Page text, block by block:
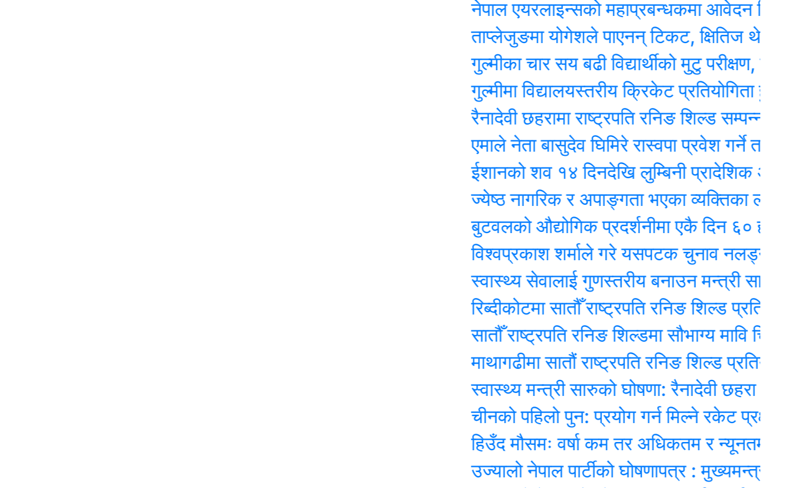
नेपाल एयरलाइन्सको महाप्रबन्धकमा आवेदन दिएका १०
ताप्लेजुङमा योगेशले पाएनन् टिकट, क्षितिज थेबे उम्मेदवार
गुल्मीका चार सय बढी विद्यार्थीको मुटु परीक्षण, दुईजनाको
गुल्मीमा विद्यालयस्तरीय क्रिकेट प्रतियोगिता हुदैँ
रैनादेवी छहरामा राष्ट्रपति रनिङ शिल्ड सम्पन्न, महाकाली
एमाले नेता बासुदेव घिमिरे रास्वपा प्रवेश गर्ने तयारीमा,
ईशानको शव १४ दिनदेखि लुम्बिनी प्रादेशिक अस्पतालमा
ज्येष्ठ नागरिक र अपाङ्गता भएका व्यक्तिका लागि वरदान
बुटवलको औद्योगिक प्रदर्शनीमा एकै दिन ६० हजारले
विश्वप्रकाश शर्माले गरे यसपटक चुनाव नलड्ने घोषणा
स्वास्थ्य सेवालाई गुणस्तरीय बनाउन मन्त्री सारुको जोड
रिब्दीकोटमा सातौँ राष्ट्रपति रनिङ शिल्ड प्रतियोगिता
सातौँ राष्ट्रपति रनिङ शिल्डमा सौभाग्य मावि चिदीपानी
माथागढीमा सातौं राष्ट्रपति रनिङ शिल्ड प्रतियोगिता सुरु
स्वास्थ्य मन्त्री सारुको घोषणा: रैनादेवी छहरा ‘पूर्ण
चीनको पहिलो पुन: प्रयोग गर्न मिल्ने रकेट प्रक्षेपण
हिउँद मौसमः वर्षा कम तर अधिकतम र न्यूनतम तापक्रम
उज्यालो नेपाल पार्टीको घोषणापत्र : मुख्यमन्त्री प्रत्यक्ष